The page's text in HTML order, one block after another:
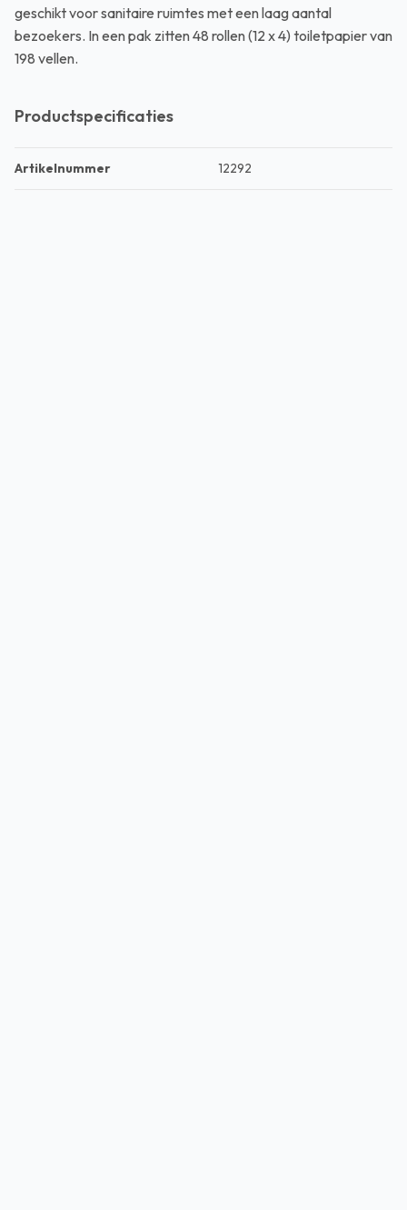
geschikt voor sanitaire ruimtes met een laag aantal
bezoekers. In een pak zitten 48 rollen (12 x 4) toiletpapier van
198 vellen.
Productspecificaties
Artikelnummer 12292